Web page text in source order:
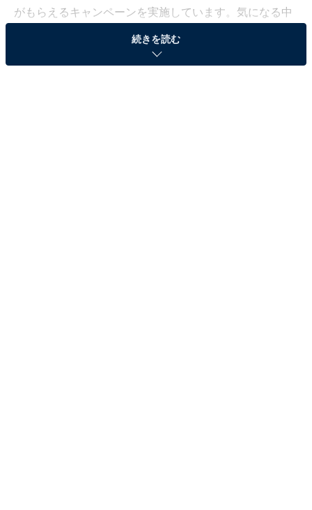
がもらえるキャンペーンを実施しています。気になる中
身を見ていきましょう。
続きを読む